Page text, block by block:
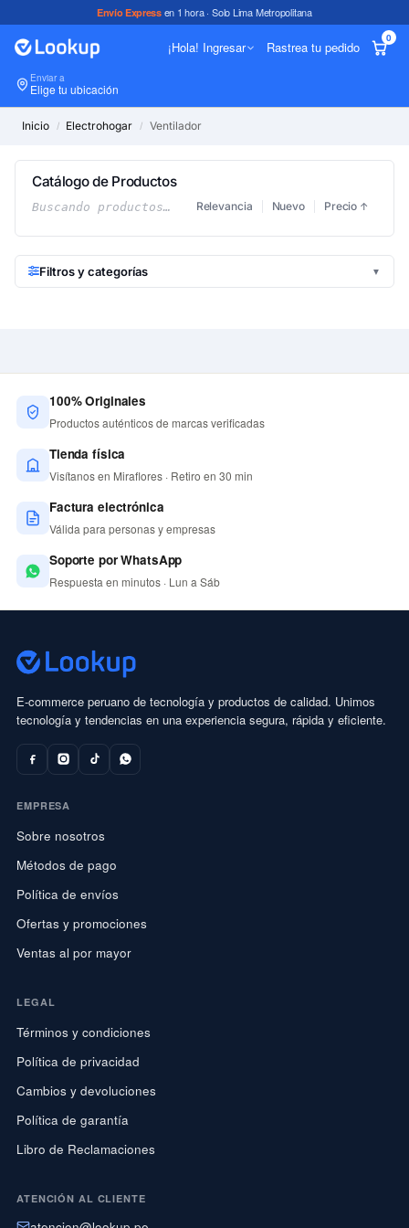
Envío Expressen 1 hora · Solo Lima Metropolitana
¡Hola! Ingresar Rastrea tu pedido
0
Enviar a
Elige tu ubicación
Inicio / Electrohogar / Ventilador
Catálogo de Productos
Buscando productos… Relevancia Nuevo Precio ↑
Filtros y categorías ▼
100% Originales
Productos auténticos de marcas verificadas
Tienda física
Visítanos en Miraflores · Retiro en 30 min
Factura electrónica
Válida para personas y empresas
Soporte por WhatsApp
Respuesta en minutos · Lun a Sáb
E-commerce peruano de tecnología y productos de calidad. Unimos
tecnología y tendencias en una experiencia segura, rápida y eficiente.
EMPRESA
Sobre nosotros
Métodos de pago
Política de envíos
Ofertas y promociones
Ventas al por mayor
LEGAL
Términos y condiciones
Política de privacidad
Cambios y devoluciones
Política de garantía
Libro de Reclamaciones
ATENCIÓN AL CLIENTE